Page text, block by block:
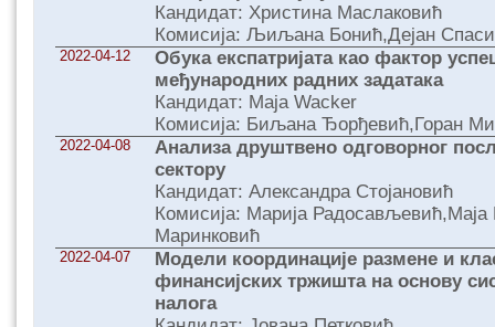
Кандидат: Христина Маслаковић
Комисија: Љиљана Бонић,Дејан
2022-04-12
Обука експатријатa као фактор
међународних радних задатака
Кандидат: Маја Wacker
Комисија: Биљана Ђорђевић,Горан
2022-04-08
Анализа друштвено одговорног
сектору
Кандидат: Александра Стојановић
Комисија: Марија
Маринковић
2022-04-07
Модели координације размене и
финансијских тржишта на основу
налога